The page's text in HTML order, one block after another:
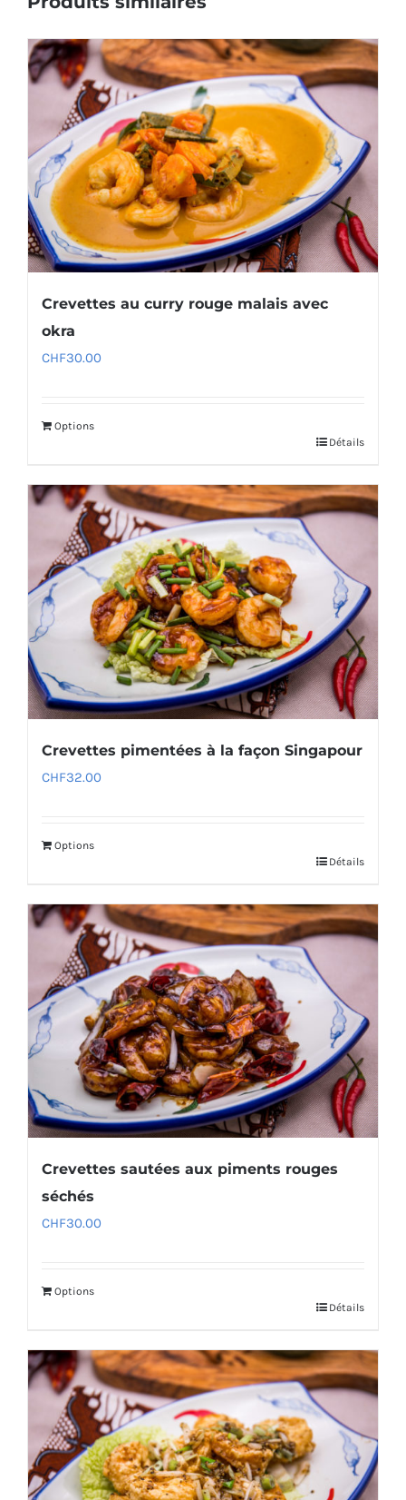
Crevettes au curry rouge malais avec
okra
CHF30.00
Options
Détails
Crevettes pimentées à la façon Singapour
CHF32.00
Options
Détails
Crevettes sautées aux piments rouges
séchés
CHF30.00
Options
Détails